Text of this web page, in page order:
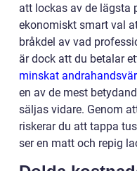
att lockas av de lägsta
ekonomiskt smart val
bråkdel av vad
är dock att du betalar
minskat
en av de mest
säljas vidare. Genom
riskerar du att tappa
ser en matt och repig